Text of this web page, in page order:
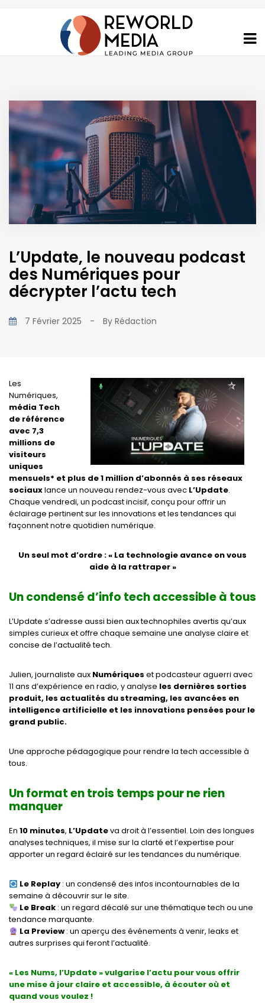
L’Update, le nouveau podcast
des Numériques pour
décrypter l’actu tech
7 Février 2025 - By Rédaction
Les
Numériques,
média Tech
de référence
avec 7,3
millions de
visiteurs
uniques
mensuels* et plus de 1 million d’abonnés à ses réseaux
sociauxlance un nouveau rendez-vous avec L’Update.
Chaque vendredi, un podcast incisif, conçu pour offrir un
éclairage pertinent sur les innovations et les tendances qui
façonnent notre quotidien numérique.
Un seul mot d’ordre : « La technologie avance on vous
aide à la rattraper »
Un condensé d’info tech accessible à tous
L’Update s’adresse aussi bien aux technophiles avertis qu’aux
simples curieux et offre chaque semaine une analyse claire et
concise de l’actualité tech.
Julien, journaliste aux Numériques et podcasteur aguerri avec
11 ans d’expérience en radio, y analyse les dernières sorties
produit, les actualités du streaming, les avancées en
intelligence artificielle et les innovations pensées pour le
grand public.
Une approche pédagogique pour rendre la tech accessible à
tous.
Un format en trois temps pour ne rien
manquer
En 10 minutes, L’Updateva droit à l’essentiel. Loin des longues
analyses techniques, il mise sur la clarté et l’expertise pour
apporter un regard éclairé sur les tendances du numérique.
Le Replay: un condensé des infos incontournables de la
semaine à découvrir sur le site.
Le Break: un regard décalé sur une thématique tech ou une
tendance marquante.
La Preview: un aperçu des événements à venir, leaks et
autres surprises qui feront l’actualité.
« Les Nums, l’Update » vulgarise l’actu pour vous offrir
une mise à jour claire et accessible, à écouter où et
quand vous voulez !